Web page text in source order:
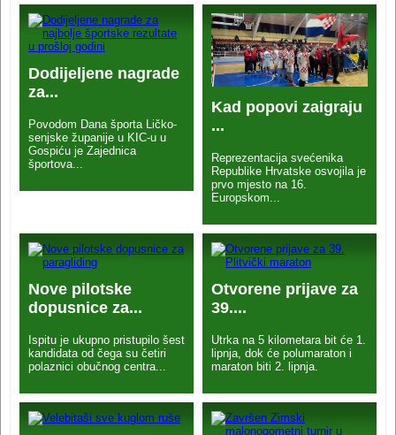
Dodijeljene nagrade
za...
Povodom Dana športa Ličko-
senjske županije u KIC-u u
Gospiću je Zajednica
športova...
Kad popovi zaigraju
...
Reprezentacija svećenika
Republike Hrvatske osvojila je
prvo mjesto na 16.
Europskom...
Nove pilotske
dopusnice za...
Ispitu je ukupno pristupilo šest
kandidata od čega su četiri
polaznici obučnog centra...
Otvorene prijave za
39....
Utrka na 5 kilometara bit će 1.
lipnja, dok će polumaraton i
maraton biti 2. lipnja.